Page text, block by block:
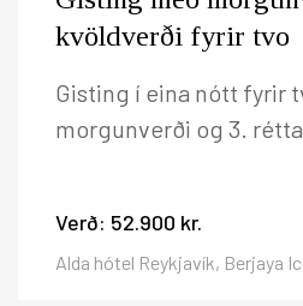
kvöldverði fyrir tvo
Gisting í eina nótt fyrir
morgunverði og 3.
Verð: 52.900 kr.
Alda hótel Reykjavík, Berjaya